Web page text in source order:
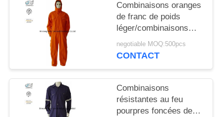
PRIVACY
POLICY
Combinaisons oranges
de franc de poids
léger/combinaisons
résistantes arc
d'instantané avec le
negotiable MOQ:500pcs
CONTACT
Combinaisons
résistantes au feu
pourpres foncées de